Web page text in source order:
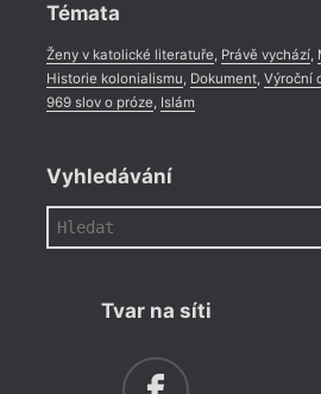
Témata
Ženy v katolické literatuře, Právě vychází,
Historie kolonialismu, Dokument, Výroční
969 slov o próze, Islám
Vyhledávání
Tvar na síti